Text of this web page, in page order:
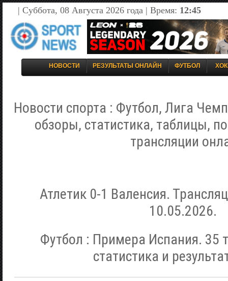
| Суббота, 08 Августа 2026 года | Время: 12:45
НОВОСТИ РЕЗУЛЬТАТЫ ОНЛАЙН ФУТБОЛ
Новости спорта : Футбол, Лига
обзоры, статистика, таблицы,
трансляции
Атлетик 0-1 Валенсия.
10.05.2026.
Футбол : Примера Испания. 35
статистика и